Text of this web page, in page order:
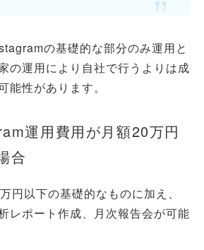
の基礎的な部分のみ運用と
の運用により自社で行うよりは成
能性があります。
運用費用が月額20万円
合
円以下の基礎的なものに加え、
レポート作成、月次報告会が可能